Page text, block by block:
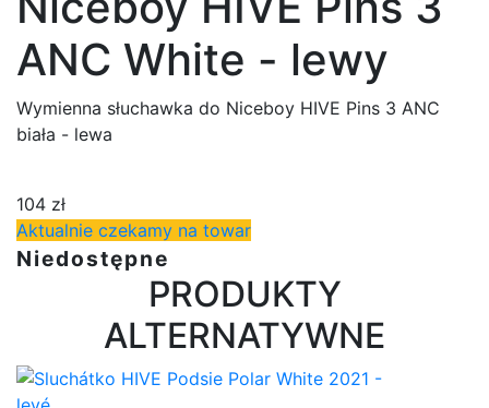
ANC White - lewy
Wymienna słuchawka do Niceboy HIVE Pins 3 ANC
biała - lewa
104 zł
Aktualnie czekamy na towar
Niedostępne
PRODUKTY
ALTERNATYWNE